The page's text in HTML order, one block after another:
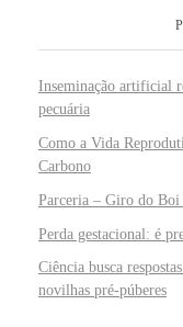
Inseminação artificial
pecuária
Como a Vida
Carbono
Parceria – Giro do Boi
Perda gestacional: é
Ciência busca
novilhas pré-púberes